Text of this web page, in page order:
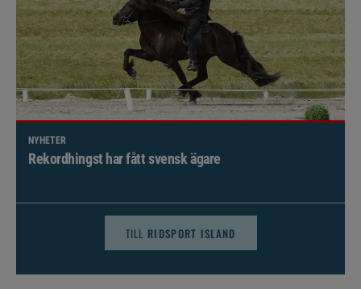
NYHETER
Brett politiskt stöd för förändringar i djursjukvården –
TILL RIDSPORT ISLAND